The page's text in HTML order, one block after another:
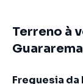
Terreno à
Freguesia da